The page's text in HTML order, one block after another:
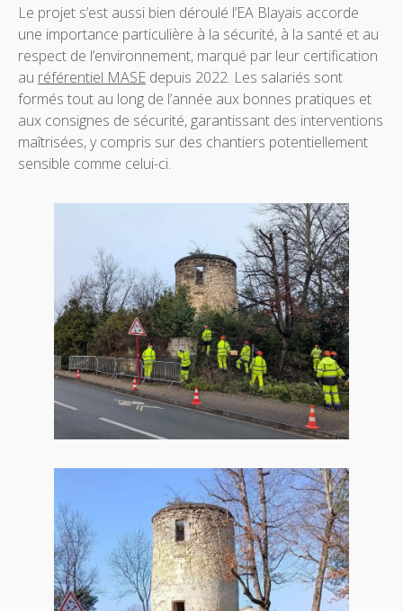
Le projet s’est aussi bien déroulé l’EA Blayais accorde
une importance particulière à la sécurité, à la santé et au
respect de l’environnement, marqué par leur certification
au référentiel MASE depuis 2022. Les salariés sont
formés tout au long de l’année aux bonnes pratiques et
aux consignes de sécurité, garantissant des interventions
maîtrisées, y compris sur des chantiers potentiellement
sensible comme celui-ci.